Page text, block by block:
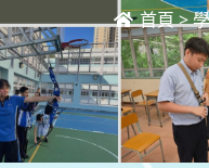
首頁>